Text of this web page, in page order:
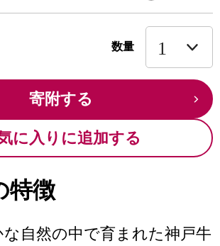
数量
寄附する
に入りに追加する
特徴
自然の中で育まれた神戸牛